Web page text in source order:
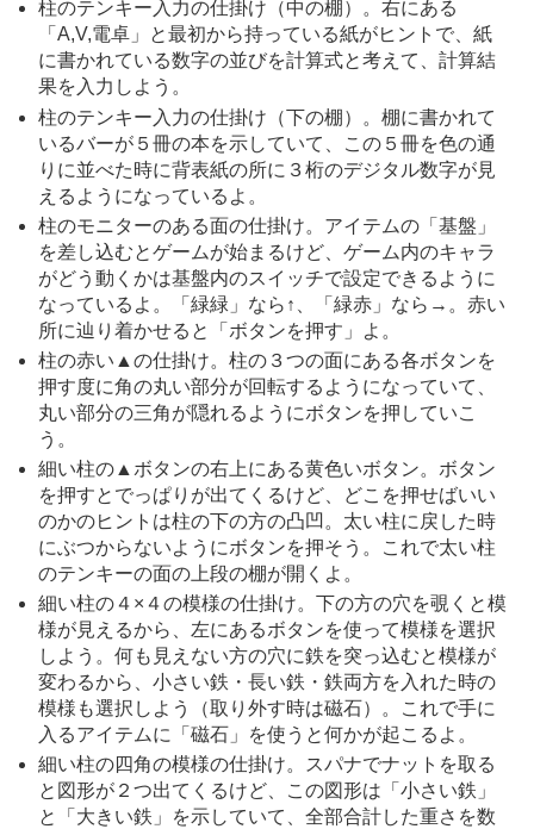
柱のテンキー入力の仕掛け（中の棚）。右にある
「A,V,電卓」と最初から持っている紙がヒントで、紙
に書かれている数字の並びを計算式と考えて、計算結
果を入力しよう。
柱のテンキー入力の仕掛け（下の棚）。棚に書かれて
いるバーが５冊の本を示していて、この５冊を色の通
りに並べた時に背表紙の所に３桁のデジタル数字が見
えるようになっているよ。
柱のモニターのある面の仕掛け。アイテムの「基盤」
を差し込むとゲームが始まるけど、ゲーム内のキャラ
がどう動くかは基盤内のスイッチで設定できるように
なっているよ。「緑緑」なら↑、「緑赤」なら→。赤い
所に辿り着かせると「ボタンを押す」よ。
柱の赤い▲の仕掛け。柱の３つの面にある各ボタンを
押す度に角の丸い部分が回転するようになっていて、
丸い部分の三角が隠れるようにボタンを押していこ
う。
細い柱の▲ボタンの右上にある黄色いボタン。ボタン
を押すとでっぱりが出てくるけど、どこを押せばいい
のかのヒントは柱の下の方の凸凹。太い柱に戻した時
にぶつからないようにボタンを押そう。これで太い柱
のテンキーの面の上段の棚が開くよ。
細い柱の４×４の模様の仕掛け。下の方の穴を覗くと模
様が見えるから、左にあるボタンを使って模様を選択
しよう。何も見えない方の穴に鉄を突っ込むと模様が
変わるから、小さい鉄・長い鉄・鉄両方を入れた時の
模様も選択しよう（取り外す時は磁石）。これで手に
入るアイテムに「磁石」を使うと何かが起こるよ。
細い柱の四角の模様の仕掛け。スパナでナットを取る
と図形が２つ出てくるけど、この図形は「小さい鉄」
と「大きい鉄」を示していて、全部合計した重さを数